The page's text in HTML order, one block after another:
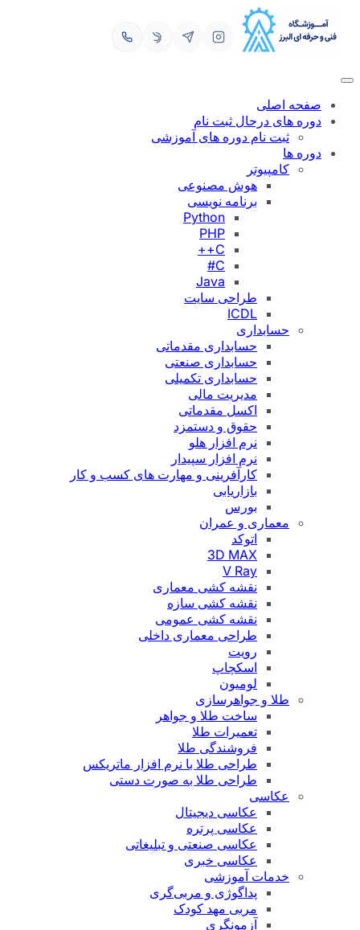
محتوا
صفحه اصلی
دوره های درحال ثبت نام
ثبت نام دوره های آموزشی
دوره ها
کامپیوتر
هوش مصنوعی
برنامه نویسی
Python
PHP
C++
C#
Java
طراحی سایت
ICDL
حسابداری
حسابداری مقدماتی
حسابداری صنعتی
حسابداری تکمیلی
مدیریت مالی
اکسل مقدماتی
حقوق و دستمزد
نرم افزار هلو
نرم افزار سپیدار
کارآفرینی و مهارت های کسب و کار
بازاریابی
بورس
معماری و عمران
اتوکد
3D MAX
V Ray
نقشه کشی معماری
نقشه کشی سازه
نقشه کشی عمومی
طراحی معماری داخلی
رویت
اسکچاپ
لومیون
طلا و جواهرسازی
ساخت طلا و جواهر
تعمیرات طلا
فروشندگی طلا
طراحی طلا با نرم افزار ماتریکس
طراحی طلا به صورت دستی
عکاسی
عکاسی دیجیتال
عکاسی پرتره
عکاسی صنعتی و تبلیغاتی
عکاسی خبری
خدمات آموزشی
پداگوژی و مربی‌گری
مربی مهد کودک
آزمونگری